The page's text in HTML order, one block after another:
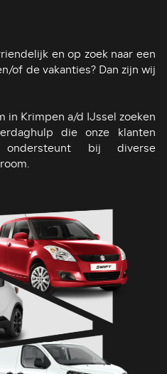
en op zoek naar een
of de vakanties? Dan zijn wij
in Krimpen a/d IJssel zoeken
die onze klanten
bij diverse